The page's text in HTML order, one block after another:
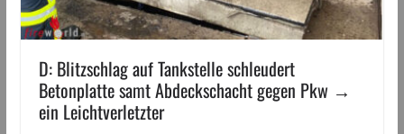
D: Blitzschlag auf Tankstelle schleudert
Betonplatte samt Abdeckschacht gegen Pkw →
ein Leichtverletzter